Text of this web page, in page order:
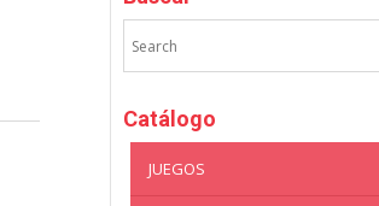
Catálogo
JUEGOS